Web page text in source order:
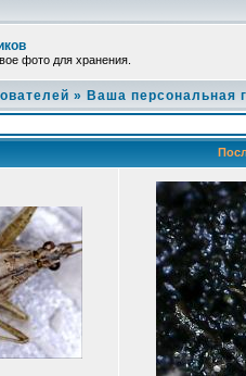
фото для хранения.
» Ваша персональная